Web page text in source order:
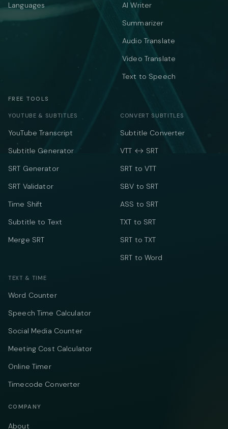
Languages
AI Writer
Summarizer
Audio Translate
Video Translate
Text to Speech
FREE TOOLS
YOUTUBE & SUBTITLES
YouTube Transcript
Subtitle Generator
SRT Generator
SRT Validator
Time Shift
Subtitle to Text
Merge SRT
CONVERT SUBTITLES
Subtitle Converter
VTT ↔ SRT
SRT to VTT
SBV to SRT
ASS to SRT
TXT to SRT
SRT to TXT
SRT to Word
TEXT & TIME
Word Counter
Speech Time Calculator
Social Media Counter
Meeting Cost Calculator
Online Timer
Timecode Converter
COMPANY
About